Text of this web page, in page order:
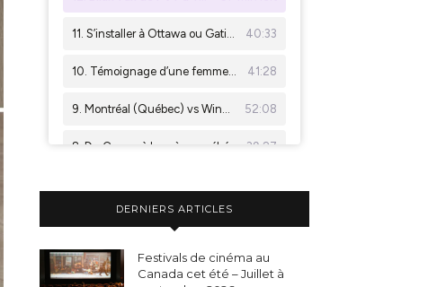
DERNIERS ARTICLES
Festivals de cinéma au
Canada cet été – Juillet à